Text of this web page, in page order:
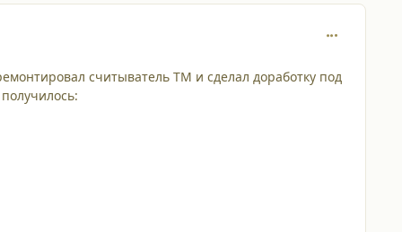
считыватель ТМ и сделал доработку под